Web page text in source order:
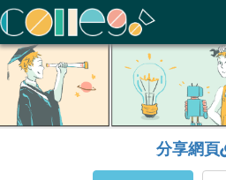
ColleGo! 大學選才與高中育才輔助系統
分享網頁